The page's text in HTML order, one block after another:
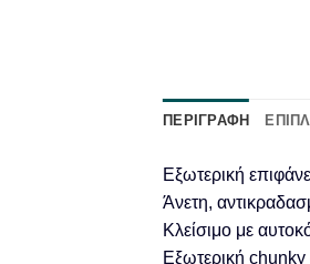
ΠΕΡΙΓΡΑΦΉ
Εξωτερική
Άνετη,
Κλείσιμο με
Εξωτερική